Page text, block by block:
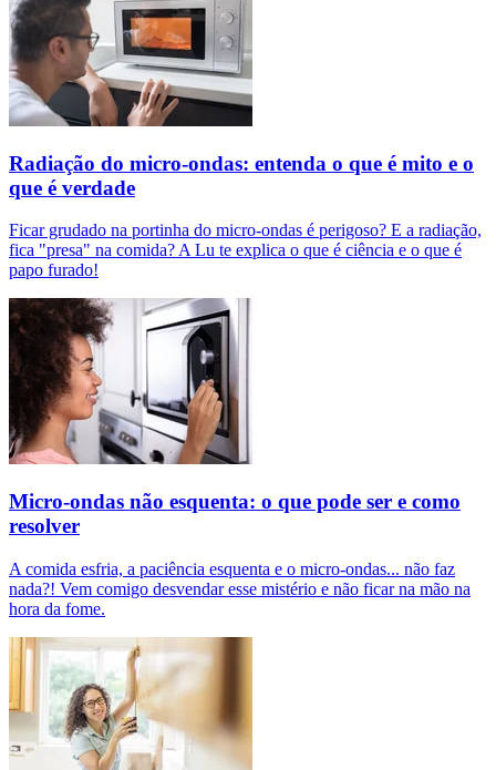
Radiação do micro-ondas: entenda o que é mito e o
que é verdade
Ficar grudado na portinha do micro-ondas é perigoso? E a radiação,
fica "presa" na comida? A Lu te explica o que é ciência e o que é
papo furado!
Micro-ondas não esquenta: o que pode ser e como
resolver
A comida esfria, a paciência esquenta e o micro-ondas... não faz
nada?! Vem comigo desvendar esse mistério e não ficar na mão na
hora da fome.